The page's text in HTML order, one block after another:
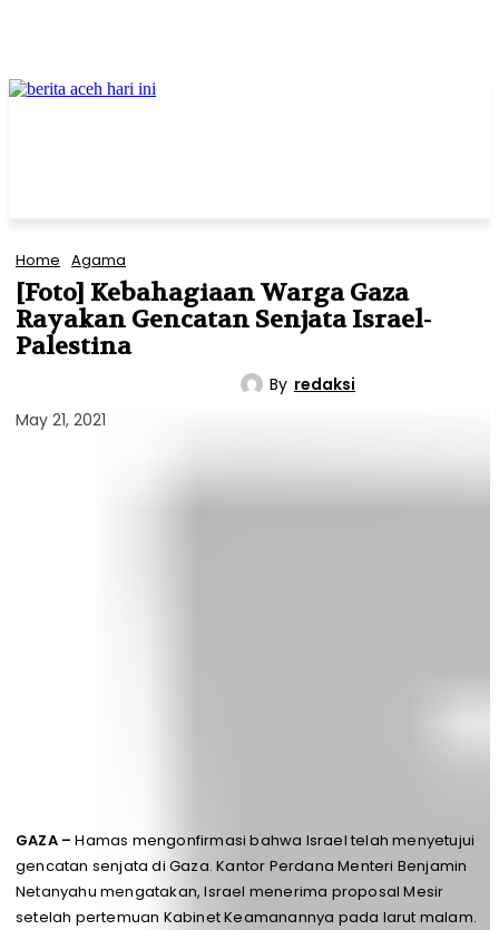
Home Agama
[Foto] Kebahagiaan Warga Gaza
Rayakan Gencatan Senjata Israel-
Palestina
By redaksi
May 21, 2021
GAZA – Hamas mengonfirmasi bahwa Israel telah menyetujui
gencatan senjata di Gaza. Kantor Perdana Menteri Benjamin
Netanyahu mengatakan, Israel menerima proposal Mesir
setelah pertemuan Kabinet Keamanannya pada larut malam.